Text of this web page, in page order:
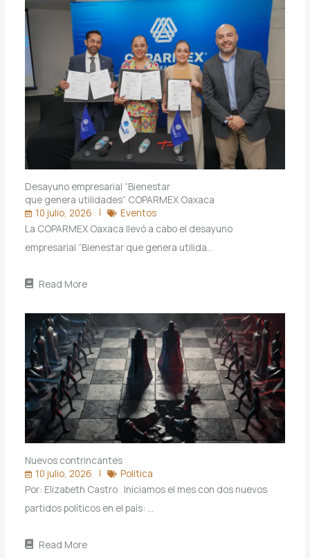
Desayuno empresarial “Bienestar
que genera utilidades” COPARMEX Oaxaca
10 julio, 2026
Eventos
La COPARMEX Oaxaca llevó a cabo el desayuno
empresarial “Bienestar que genera utilida…
Read More
Nuevos contrincantes
10 julio, 2026
Politica
Por: Elizabeth Castro Iniciamos el mes con dos nuevos
partidos políticos en el país: …
Read More